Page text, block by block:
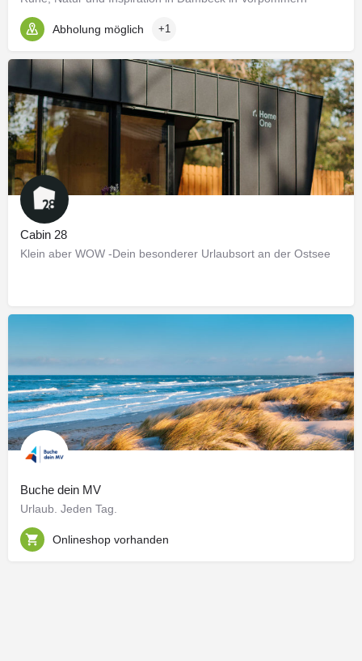
Abholung möglich +1
Cabin 28
Klein aber WOW -Dein besonderer Urlaubsort an der Ostsee
Buche dein MV
Urlaub. Jeden Tag.
Onlineshop vorhanden